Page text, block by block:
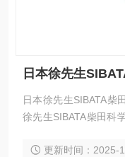
日本徐先生
日本徐先生SIBATA柴
徐先生SIBATA柴田科学大容量
更新时间：2025-